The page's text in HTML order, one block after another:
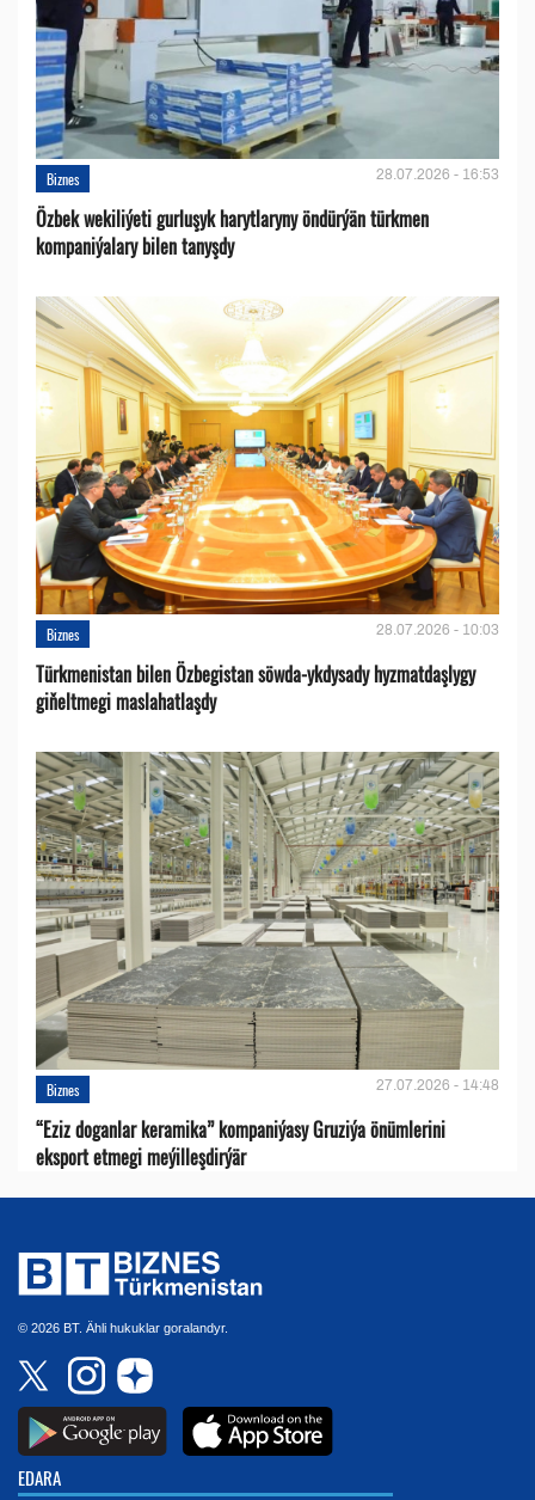
Biznes 28.07.2026 - 16:53
Özbek wekiliýeti gurluşyk harytlaryny öndürýän türkmen
kompaniýalary bilen tanyşdy
Biznes 28.07.2026 - 10:03
Türkmenistan bilen Özbegistan söwda-ykdysady hyzmatdaşlygy
giňeltmegi maslahatlaşdy
Biznes 27.07.2026 - 14:48
“Eziz doganlar keramika” kompaniýasy Gruziýa önümlerini
eksport etmegi meýilleşdirýär
© 2026 BT. Ähli hukuklar goralandyr.
EDARA